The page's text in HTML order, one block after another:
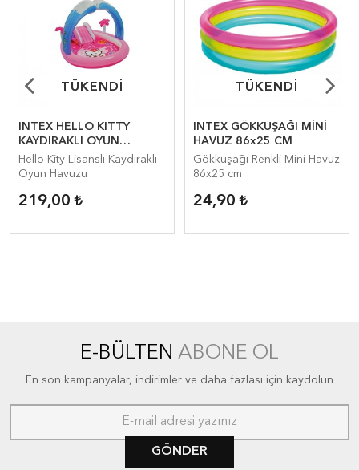
TÜKENDİ
TÜKENDİ
INTEX HELLO KITTY
KAYDIRAKLI OYUN
HAVUZU 211x163x130CM
Hello Kity Lisanslı Kaydıraklı
Oyun Havuzu
219,00
TÜKENDİ
TÜKENDİ
INTEX GÖKKUŞAĞI MİNİ
HAVUZ 86x25 CM
Gökkuşağı Renkli Mini Havuz
86x25 cm
24,90
E-BÜLTEN ABONE OL
En son kampanyalar, indirimler ve daha fazlası için kaydolun
GÖNDER